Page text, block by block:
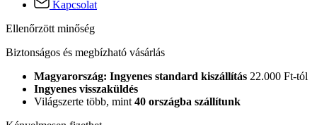
Kapcsolat
Ellenőrzött minőség
Biztonságos és megbízható vásárlás
Magyarország: Ingyenes standard kiszállítás 22.000 Ft-tól
Ingyenes visszaküldés
Világszerte több, mint 40 országba szállítunk